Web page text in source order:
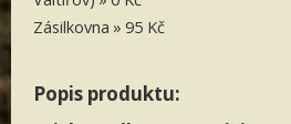
Zásilkovna
95 Kč
Popis produktu: